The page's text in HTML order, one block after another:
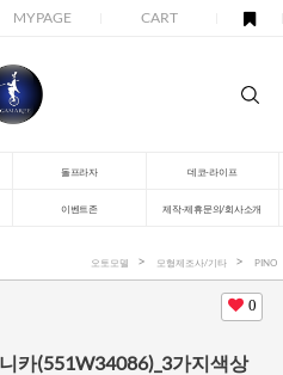
MYPAGE CART
돌프라자 데코-라이프
이벤트존 제작-제휴문의/회사소개
오토모델 모형제조사/기타 PINO
0
카(551W34086)_3가지색상